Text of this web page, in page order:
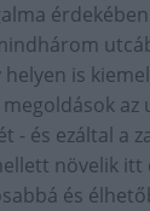
helyen is
megoldások
- és ezáltal a
növelik
és